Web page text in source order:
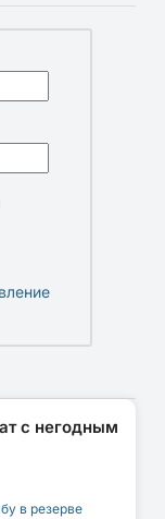
с негодным
в резерве